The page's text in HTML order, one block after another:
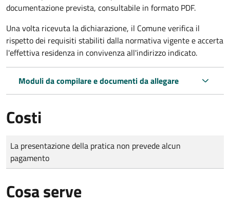
documentazione prevista, consultabile in formato PDF.
Una volta ricevuta la dichiarazione, il Comune verifica il
rispetto dei requisiti stabiliti dalla normativa vigente e accerta
l'effettiva residenza in convivenza all'indirizzo indicato.
Moduli da compilare e documenti da allegare
Costi
Tipo di pagamento
Importo
La presentazione della pratica non prevede alcun
pagamento
Cosa serve